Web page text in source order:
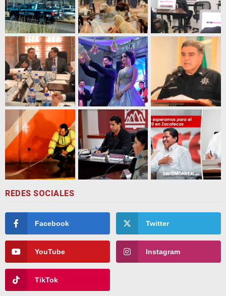
REDES SOCIALES
Facebook Twitter
YouTube Instagram
TikTok